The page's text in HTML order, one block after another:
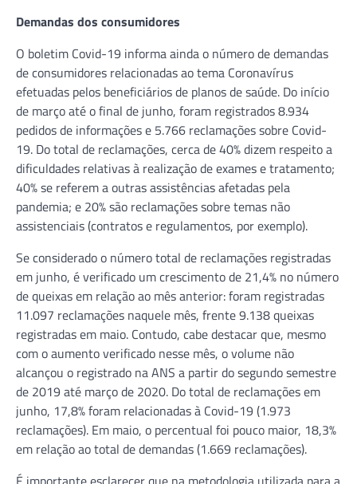
Demandas dos consumidores
O boletim Covid-19 informa ainda o número de demandas
de consumidores relacionadas ao tema Coronavírus
efetuadas pelos beneficiários de planos de saúde. Do início
de março até o final de junho, foram registrados 8.934
pedidos de informações e 5.766 reclamações sobre Covid-
19. Do total de reclamações, cerca de 40% dizem respeito a
dificuldades relativas à realização de exames e tratamento;
40% se referem a outras assistências afetadas pela
pandemia; e 20% são reclamações sobre temas não
assistenciais (contratos e regulamentos, por exemplo).
Se considerado o número total de reclamações registradas
em junho, é verificado um crescimento de 21,4% no número
de queixas em relação ao mês anterior: foram registradas
11.097 reclamações naquele mês, frente 9.138 queixas
registradas em maio. Contudo, cabe destacar que, mesmo
com o aumento verificado nesse mês, o volume não
alcançou o registrado na ANS a partir do segundo semestre
de 2019 até março de 2020. Do total de reclamações em
junho, 17,8% foram relacionadas à Covid-19 (1.973
reclamações). Em maio, o percentual foi pouco maior, 18,3%
em relação ao total de demandas (1.669 reclamações).